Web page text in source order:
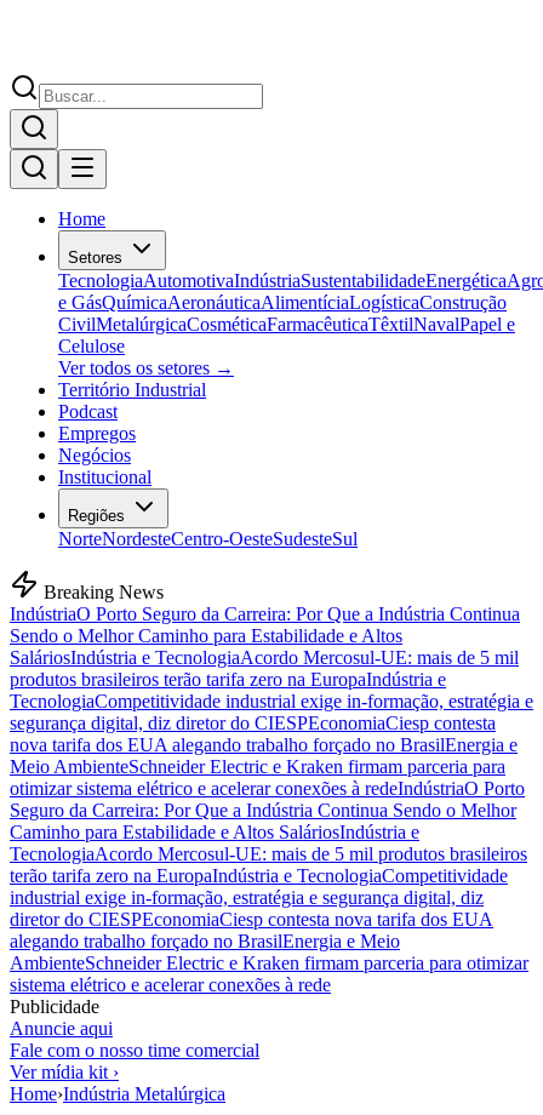
Home
Setores
TecnologiaAutomotivaIndústriaSustentabilidadeEnergética
e GásQuímicaAeronáuticaAlimentíciaLogísticaConstrução
CivilMetalúrgicaCosméticaFarmacêuticaTêxtilNavalPapel e
Celulose
Ver todos os setores →
Território Industrial
Podcast
Empregos
Negócios
Institucional
Regiões
NorteNordesteCentro-OesteSudesteSul
Breaking News
IndústriaO Porto Seguro da Carreira: Por Que a Indústria Continua
Sendo o Melhor Caminho para Estabilidade e Altos
SaláriosIndústria e TecnologiaAcordo Mercosul-UE: mais de 5 mil
produtos brasileiros terão tarifa zero na EuropaIndústria e
TecnologiaCompetitividade industrial exige in-formação, estratégia e
segurança digital, diz diretor do CIESPEconomiaCiesp contesta
nova tarifa dos EUA alegando trabalho forçado no BrasilEnergia e
Meio AmbienteSchneider Electric e Kraken firmam parceria para
otimizar sistema elétrico e acelerar conexões à redeIndústriaO Porto
Seguro da Carreira: Por Que a Indústria Continua Sendo o Melhor
Caminho para Estabilidade e Altos SaláriosIndústria e
TecnologiaAcordo Mercosul-UE: mais de 5 mil produtos brasileiros
terão tarifa zero na EuropaIndústria e TecnologiaCompetitividade
industrial exige in-formação, estratégia e segurança digital, diz
diretor do CIESPEconomiaCiesp contesta nova tarifa dos EUA
alegando trabalho forçado no BrasilEnergia e Meio
AmbienteSchneider Electric e Kraken firmam parceria para otimizar
sistema elétrico e acelerar conexões à rede
Publicidade
Anuncie aqui
Fale com o nosso time comercial
Ver mídia kit ›
Home›Indústria Metalúrgica